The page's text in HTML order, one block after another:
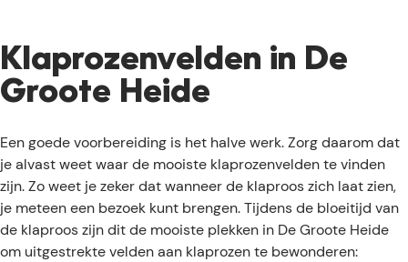
Klaprozenvelden in De
Groote Heide
Een goede voorbereiding is het halve werk. Zorg daarom dat
je alvast weet waar de mooiste klaprozenvelden te vinden
zijn. Zo weet je zeker dat wanneer de klaproos zich laat zien,
je meteen een bezoek kunt brengen. Tijdens de bloeitijd van
de klaproos zijn dit de mooiste plekken in De Groote Heide
om uitgestrekte velden aan klaprozen te bewonderen: